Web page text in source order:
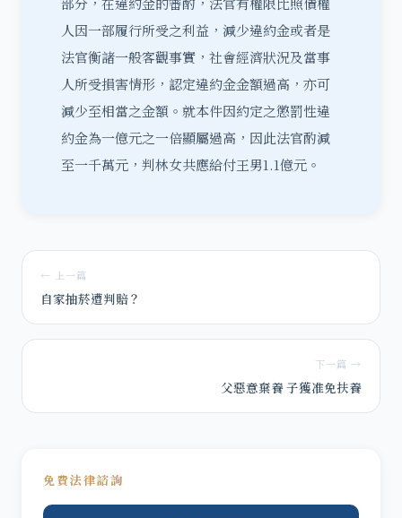
人因一部履行所受之利益，減少違約金或者是
法官衡諸一般客觀事實，社會經濟狀況及當事
人所受損害情形，認定違約金金額過高，亦可
減少至相當之金額。就本件因約定之懲罰性違
約金為一億元之一倍顯屬過高，因此法官酌減
至一千萬元，判林女共應給付王男1.1億元。
← 上一篇
自家抽菸遭判賠？
下一篇 →
父惡意棄養 子獲准免扶養
免費法律諮詢